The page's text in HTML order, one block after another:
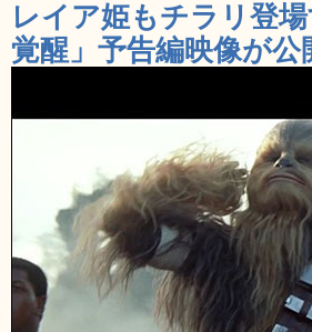
レイア姫もチラリ登
覚醒」予告編映像が公